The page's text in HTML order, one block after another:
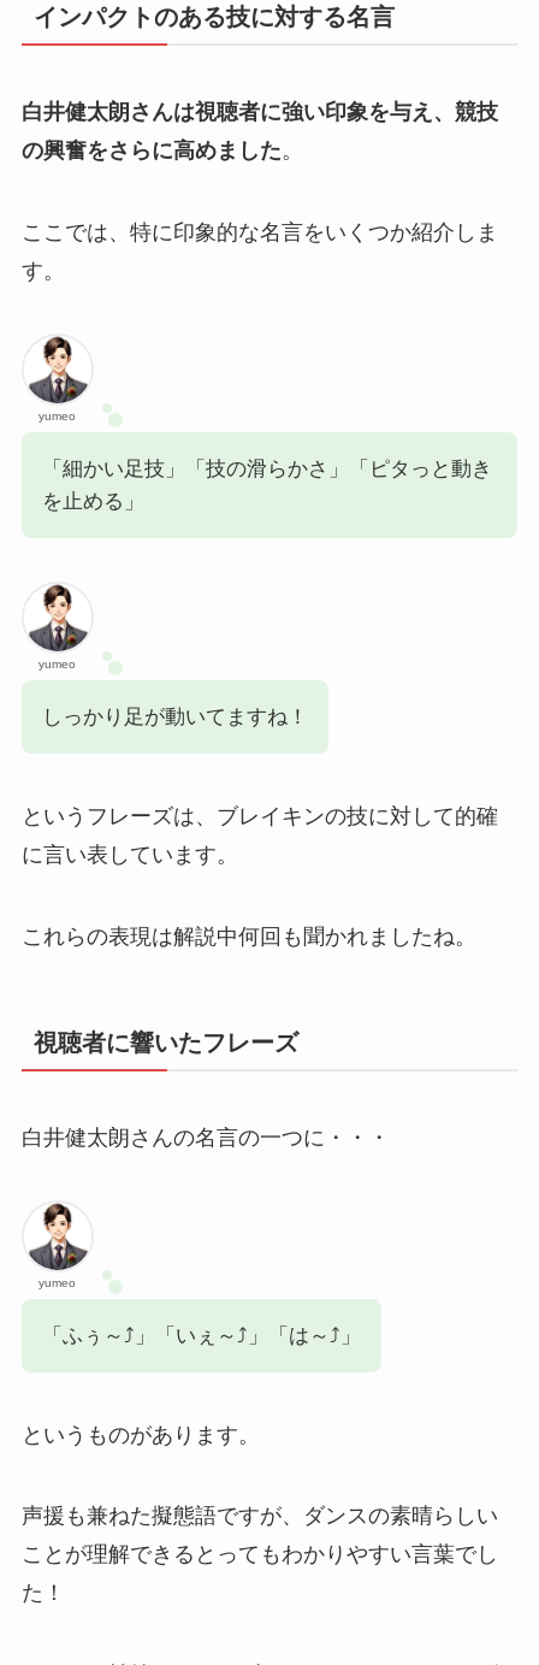
インパクトのある技に対する名言
白井健太朗さんは視聴者に強い印象を与え、競技
の興奮をさらに高めました。
ここでは、特に印象的な名言をいくつか紹介しま
す。
yumeo
「細かい足技」「技の滑らかさ」「ピタっと動き
を止める」
yumeo
しっかり足が動いてますね！
というフレーズは、ブレイキンの技に対して的確
に言い表しています。
これらの表現は解説中何回も聞かれましたね。
視聴者に響いたフレーズ
白井健太朗さんの名言の一つに・・・
yumeo
「ふぅ～⤴」「いぇ～⤴」「は～⤴」
というものがあります。
声援も兼ねた擬態語ですが、ダンスの素晴らしい
ことが理解できるとってもわかりやすい言葉でし
た！